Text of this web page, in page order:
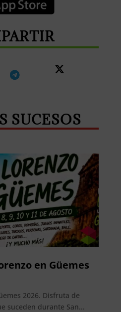
SUCESOS
en Güemes
2026. Disfruta de
suceden durante San...